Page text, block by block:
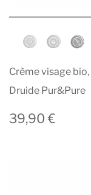
Crème visage
Druide Pur&Pure
39,90 €